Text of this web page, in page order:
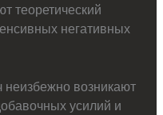
теоретический
негативных
неизбежно возникают
усилий и